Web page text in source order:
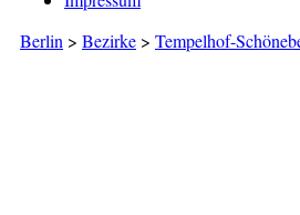
Berlin > Bezirke > Tempelhof-